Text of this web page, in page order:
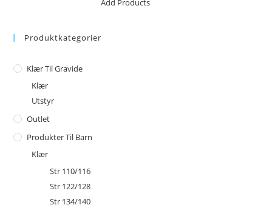
No products in the cart.Add Products
Produktkategorier
Klær Til Gravide
Klær
Utstyr
Outlet
Produkter Til Barn
Klær
Str 110/116
Str 122/128
Str 134/140